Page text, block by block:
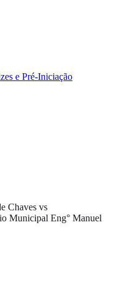
e Pré-Iniciação
Chaves vs
Municipal Eng° Manuel